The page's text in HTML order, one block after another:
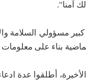
آمنا".
مسؤولي السلامة
بناء على معلومات
أطلقوا عدة